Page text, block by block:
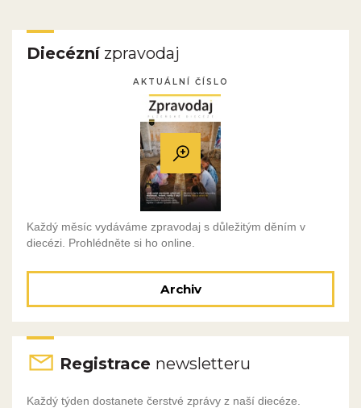
Diecéznízpravodaj
AKTUÁLNÍ ČÍSLO
Každý měsíc vydáváme zpravodaj s důležitým děním v
diecézi. Prohlédněte si ho online.
Archiv
Registrace newsletteru
Každý týden dostanete čerstvé zprávy z naší diecéze.